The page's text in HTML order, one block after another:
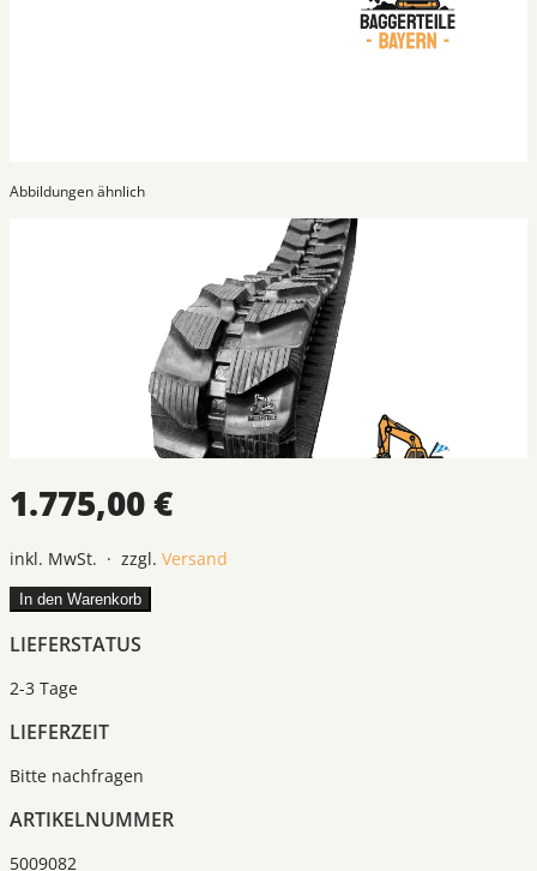
Abbildungen ähnlich
1.775,00 €
inkl. MwSt. · zzgl. Versand
In den Warenkorb
LIEFERSTATUS
2-3 Tage
LIEFERZEIT
Bitte nachfragen
ARTIKELNUMMER
5009082